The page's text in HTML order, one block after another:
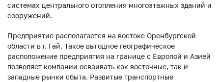
системах центрального отопления многоэтажных зданий и
сооружений.
Предприятие располагается на востоке Оренбургской
области в г. Гай. Такое выгодное географическое
расположение предприятия на границе с Европой и Азией
позволяет компании осваивать как восточные, так и
западные рынки сбыта. Развитые транспортные